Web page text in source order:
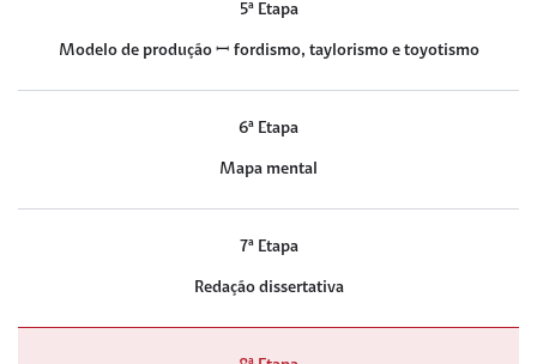
5ª Etapa
Modelo de produção ꟷ fordismo, taylorismo e toyotismo
6ª Etapa
Mapa mental
7ª Etapa
Redação dissertativa